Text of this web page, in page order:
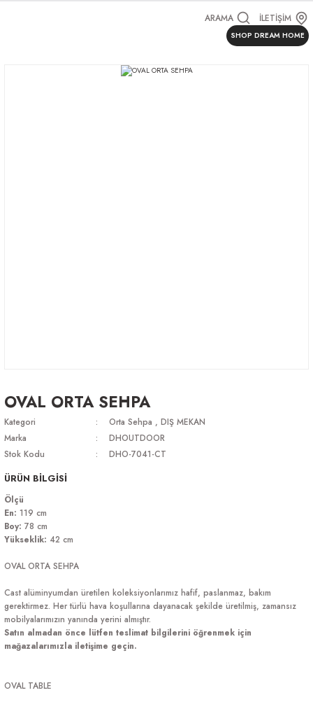
ARAMA İLETİŞİM
SHOP DREAM HOME
OVAL ORTA SEHPA
Kategori Orta Sehpa , DIŞ MEKAN
Marka
DHOUTDOOR
Stok Kodu
DHO-7041-CT
ÜRÜN BİLGİSİ
Ölçü
En: 119 cm
Boy: 78 cm
Yükseklik: 42 cm
OVAL ORTA SEHPA
Cast alüminyumdan üretilen koleksiyonlarımız hafif, paslanmaz, bakım
gerektirmez. Her türlü hava koşullarına dayanacak şekilde üretilmiş, zamansız
mobilyalarımızın yanında yerini almıştır.
Satın almadan önce lütfen teslimat bilgilerini öğrenmek için
mağazalarımızla iletişime geçin.
OVAL TABLE